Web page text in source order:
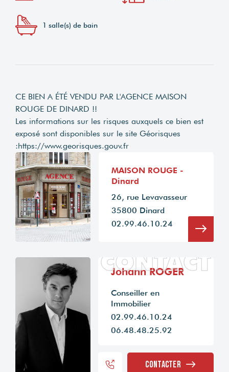
1 salle(s) de bain
CE BIEN A ÉTÉ VENDU PAR L'AGENCE MAISON
ROUGE DE DINARD !!
Les informations sur les risques auxquels ce bien est
exposé sont disponibles sur le site Géorisques
:https://www.georisques.gouv.fr
MAISON ROUGE -
Dinard
26, rue Levavasseur
35800 Dinard
02.99.46.10.24
CONTACT
Johann ROGER
Conseiller en
Immobilier
02.99.46.10.24
06.48.48.25.92
Contacter